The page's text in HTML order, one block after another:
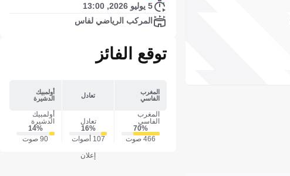
5 يوليو 2026, 13:00
المركب الرياضي لفاس
توقع الفائز
المغرب
الفاسي
تعادل
أولمبيك
الدشيرة
المغرب
الفاسي
70‎%‎
466 صوت
تعادل
16‎%‎
107 أصوات
أولمبيك
الدشيرة
14‎%‎
90 صوت
إعلان